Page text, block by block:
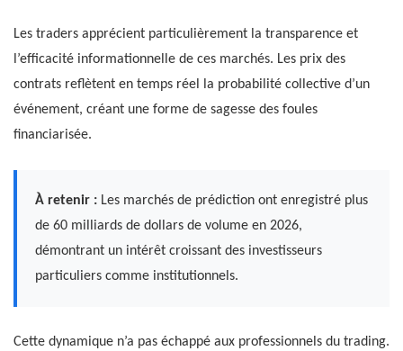
Les traders apprécient particulièrement la transparence et
l’efficacité informationnelle de ces marchés. Les prix des
contrats reflètent en temps réel la probabilité collective d’un
événement, créant une forme de sagesse des foules
financiarisée.
À retenir : Les marchés de prédiction ont enregistré plus
de 60 milliards de dollars de volume en 2026,
démontrant un intérêt croissant des investisseurs
particuliers comme institutionnels.
Cette dynamique n’a pas échappé aux professionnels du trading.